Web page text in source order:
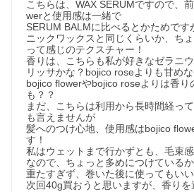
こちらは、WAX SERUMですので、
werと使用感は一緒で
SERUM BALMに比べるとかためです
ニックワックスと同じくらいか、ち
って感じのテクスチャー！
香りは、こちらも私が好きなゼラニ
リッサかな？bojico roseよりも甘めな
bojico flowerやbojico roseよりは香り
も？？
まだ、こちらは利用から長時間経っ
も言えませんが
髪へのつけ心地、使用感はbojico
す！
私はウェットまで行かずとも、毛束
なので、ちょっと多めにつけている
重たすぎず、巻いた後に使ってもいい
次回40g買おうと思いますが、香り